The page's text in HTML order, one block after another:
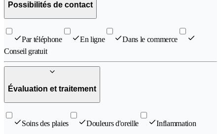
Possibilités de contact
Par téléphone En ligne
Dans le commerce
Conseil gratuit
Évaluation et traitement
Soins des plaies Douleurs d'oreille Inflammation